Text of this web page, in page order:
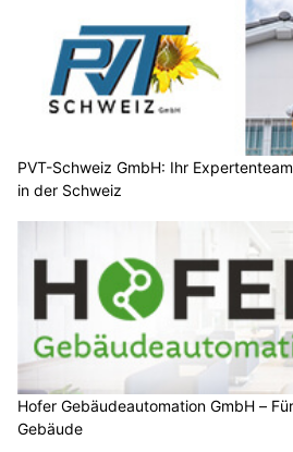
PVT-Schweiz GmbH: Ihr
in der Schweiz
Hofer Gebäudeautomation GmbH –
Gebäude